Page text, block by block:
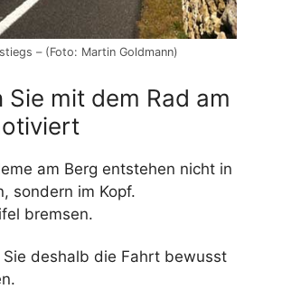
– (Foto: Martin Goldmann)
Sie mit dem Rad am
am Berg entstehen nicht in
sondern im Kopf.
bremsen.
Sie deshalb die Fahrt bewusst